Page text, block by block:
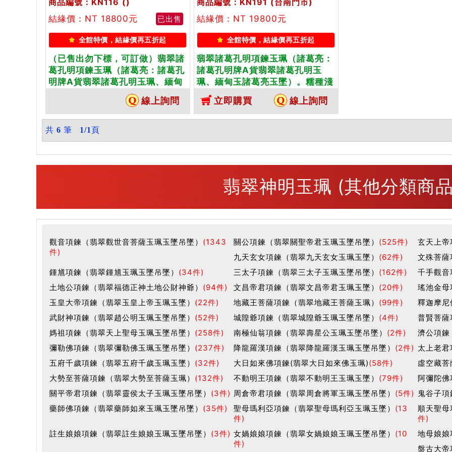
結緣價：NT 18800元
已出售
全館特價，結緣價再五折起
（已售出勿下標，可訂做）翡翠諸
葛孔明項鍊玉珮（諸葛亮：諸葛孔
明牌A貨翡翠諸葛孔明玉珮、緬甸
玉諸葛亮玉墜）。綠色糯種諸葛孔
明，KN116。客製化訂做各種諸葛
孔明吊墜，手工玉雕和拋光。★附
A貨翡翠雙證書
線上詢問
結緣價：NT 19800元
全館特價，結緣價再五折起
翡翠諸葛孔明項鍊玉珮（諸葛亮：
諸葛孔明牌A貨翡翠諸葛孔明玉
珮、緬甸玉諸葛亮玉墜）。糯種淺
綠色，雕工精細，KN191。客製化
訂做各種諸葛孔明吊墜，手工玉雕
和拋光。★附A貨翡翠雙證書
立即購買 線上詢問
共 6 筆 1/1 頁
翡翠神明玉珮 (其他分類商
觀音項鍊（翡翠觀世音菩薩玉珮玉墜吊墜） (1343
件)
關公項鍊（翡翠關聖帝君玉珮玉墜吊墜） (525件)
玄天上
九天玄女項鍊（翡翠九天玄女玉珮玉墜） (62件)
文殊菩
鍾馗項鍊（翡翠鍾馗玉珮玉墜吊墜） (34件) 三太子項鍊（翡翠三太子玉珮玉墜吊墜） (162件)
千手觀
土地公項鍊（翡翠福德正神土地公財神爺） (94件) 文昌帝君項鍊（翡翠文昌帝君玉珮玉墜） (20件)
瑤池金
玉皇大帝項鍊（翡翠玉皇上帝玉珮玉墜） (22件) 地藏王菩薩項鍊（翡翠地藏王菩薩玉珮） (99件)
釋迦摩
武財神項鍊（翡翠趙公明玉珮玉墜吊墜） (52件) 城隍爺項鍊（翡翠城隍爺玉珮玉墜吊墜） (4件)
普賢菩
媽祖項鍊（翡翠天上聖母玉珮玉墜吊墜） (258件) 南極仙翁項鍊（翡翠壽星公玉珮玉墜吊墜） (2件)
濟公項
彌勒佛項鍊（翡翠彌勒佛玉珮玉墜吊墜） (237件) 降龍羅漢項鍊（翡翠降龍羅漢玉珮玉墜吊墜） (2件) 太上老
五府千歲項鍊（翡翠五府千歲玉珮玉墜） (32件) 大日如來佛項鍊(翡翠大日如來佛玉珮)(58件)
虛空藏
大勢至菩薩項鍊（翡翠大勢至菩薩玉珮） (132件) 不動明王項鍊（翡翠不動明王玉珮玉墜） (79件)
阿彌陀
關平帝君項鍊（翡翠靈侯太子玉珮玉墜吊墜） (3件) 周倉帝君項鍊（翡翠周倉將軍玉珮玉墜吊墜） (5件) 鬼谷子
藥師佛項鍊（翡翠藥師如來玉珮玉墜吊墜） (35件) 聖母瑪利亞項鍊（翡翠聖母瑪利亞玉珮玉墜） (13
件)
順天聖
件)
註生娘娘項鍊（翡翠註生娘娘玉珮玉墜吊墜） (3件) 女媧娘娘項鍊（翡翠女媧娘娘玉珮玉墜吊墜） (10
件)
地母娘
盤古大